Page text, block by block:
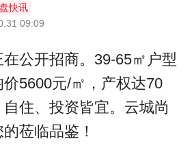
快讯
09:09
公开招商。39-65㎡户型
5600元/㎡，产权达70
住、投资皆宜。云城尚
莅临品鉴！